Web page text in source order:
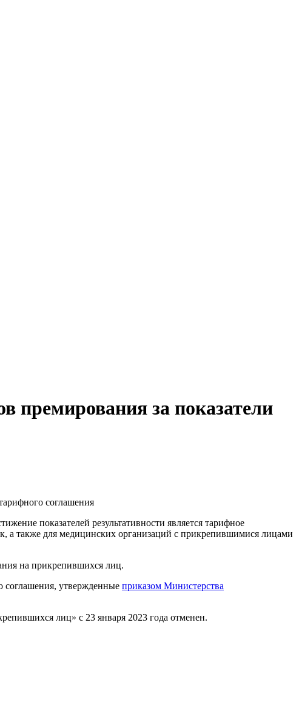
премирования за показатели
соглашения
показателей результативности является тарифное
а также для медицинских организаций с прикрепившимися лицами
на прикрепившихся лиц.
соглашения, утвержденные приказом Министерства
лиц» с 23 января 2023 года отменен.